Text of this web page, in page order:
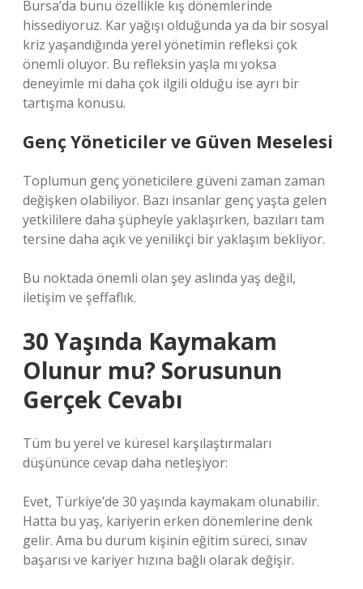
Bursa’da bunu özellikle kış dönemlerinde
hissediyoruz. Kar yağışı olduğunda ya da bir sosyal
kriz yaşandığında yerel yönetimin refleksi çok
önemli oluyor. Bu refleksin yaşla mı yoksa
deneyimle mi daha çok ilgili olduğu ise ayrı bir
tartışma konusu.
Genç Yöneticiler ve Güven Meselesi
Toplumun genç yöneticilere güveni zaman zaman
değişken olabiliyor. Bazı insanlar genç yaşta gelen
yetkililere daha şüpheyle yaklaşırken, bazıları tam
tersine daha açık ve yenilikçi bir yaklaşım bekliyor.
Bu noktada önemli olan şey aslında yaş değil,
iletişim ve şeffaflık.
30 Yaşında Kaymakam
Olunur mu? Sorusunun
Gerçek Cevabı
Tüm bu yerel ve küresel karşılaştırmaları
düşününce cevap daha netleşiyor:
Evet, Türkiye’de 30 yaşında kaymakam olunabilir.
Hatta bu yaş, kariyerin erken dönemlerine denk
gelir. Ama bu durum kişinin eğitim süreci, sınav
başarısı ve kariyer hızına bağlı olarak değişir.